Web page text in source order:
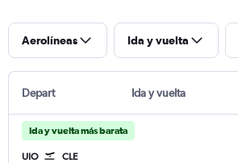
Aerolíneas Ida y vuelta
Depart Ida y vuelta
Ida y vuelta más barata
UIO CLE